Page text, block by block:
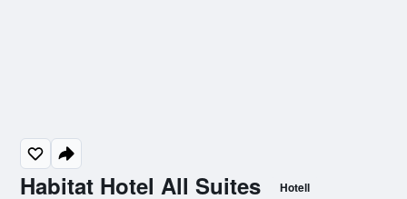
Habitat Hotel All Suites Hotell